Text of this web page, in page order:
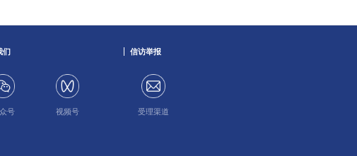
们
号 视频号
信访举报
受理渠道